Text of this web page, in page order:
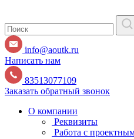
info@aoutk.ru
Написать нам
83513077109
Заказать обратный звонок
О компании
Реквизиты
Работа с